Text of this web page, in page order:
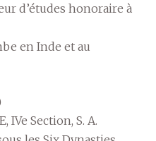
d’études honoraire à
en Inde et au
IVe Section, S. A.